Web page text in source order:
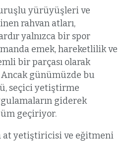
yürüyüşleri ve
rahvan atları,
yalnızca bir spor
emek, hareketlilik ve
bir parçası olarak
Ancak günümüzde bu
seçici yetiştirme
giderek
geçiriyor.
at yetiştiricisi ve eğitmeni